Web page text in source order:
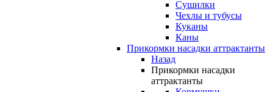
Сушилки
Чехлы и тубусы
Куканы
Каны
Прикормки насадки аттрактанты
Назад
Прикормки насадки
аттрактанты